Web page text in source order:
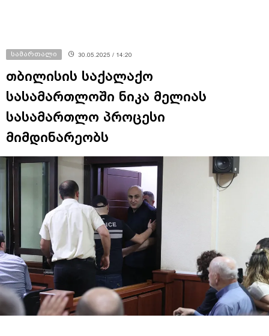
სამართალი 30.05.2025 / 14:20
თბილისის საქალაქო
სასამართლოში ნიკა მელიას
სასამართლო პროცესი
მიმდინარეობს